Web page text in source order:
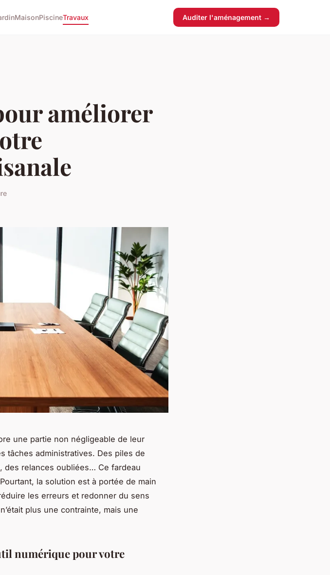
MaisonPiscineTravaux Auditer l'aménagement →
améliorer
une partie non négligeable de leur
tâches administratives. Des piles de
des relances oubliées… Ce fardeau
la solution est à portée de main
les erreurs et redonner du sens
plus une contrainte, mais une
numérique pour votre